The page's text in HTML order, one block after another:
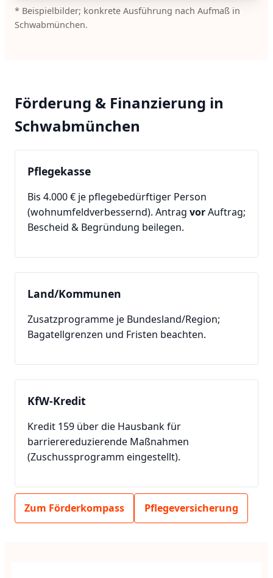
* Beispielbilder; konkrete Ausführung nach Aufmaß in
Schwabmünchen.
Förderung & Finanzierung in
Schwabmünchen
Pflegekasse
Bis 4.000 € je pflegebedürftiger Person
(wohnumfeldverbessernd). Antrag vorAuftrag;
Bescheid & Begründung beilegen.
Land/Kommunen
Zusatzprogramme je Bundesland/Region;
Bagatellgrenzen und Fristen beachten.
KfW-Kredit
Kredit 159 über die Hausbank für
barrierereduzierende Maßnahmen
(Zuschussprogramm eingestellt).
Zum Förderkompass Pflegeversicherung